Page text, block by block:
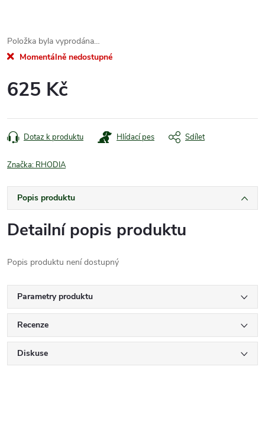
Položka byla vyprodána…
Momentálně nedostupné
625 Kč
cena:
Dotaz k produktu Hlídací pes Sdílet
Značka: RHODIA
Popis produktu
Detailní popis produktu
Popis produktu není dostupný
Parametry produktu
Recenze
Diskuse